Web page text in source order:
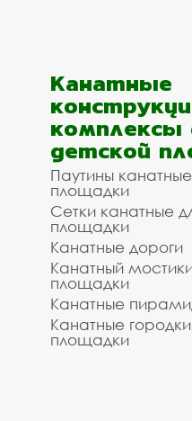
Канатные
комплексы
детской
Паутины
площадки
Сетки канатные
площадки
Канатные дороги
Канатный
площадки
Канатные
Канатные
площадки